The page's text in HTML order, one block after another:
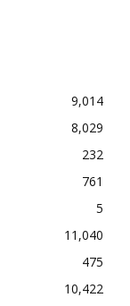
9,014
8,029
232
761
5
11,040
475
10,422